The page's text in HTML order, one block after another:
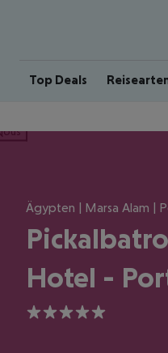
Top Deals
Ägypten | Marsa Alam |
Hotel -
5